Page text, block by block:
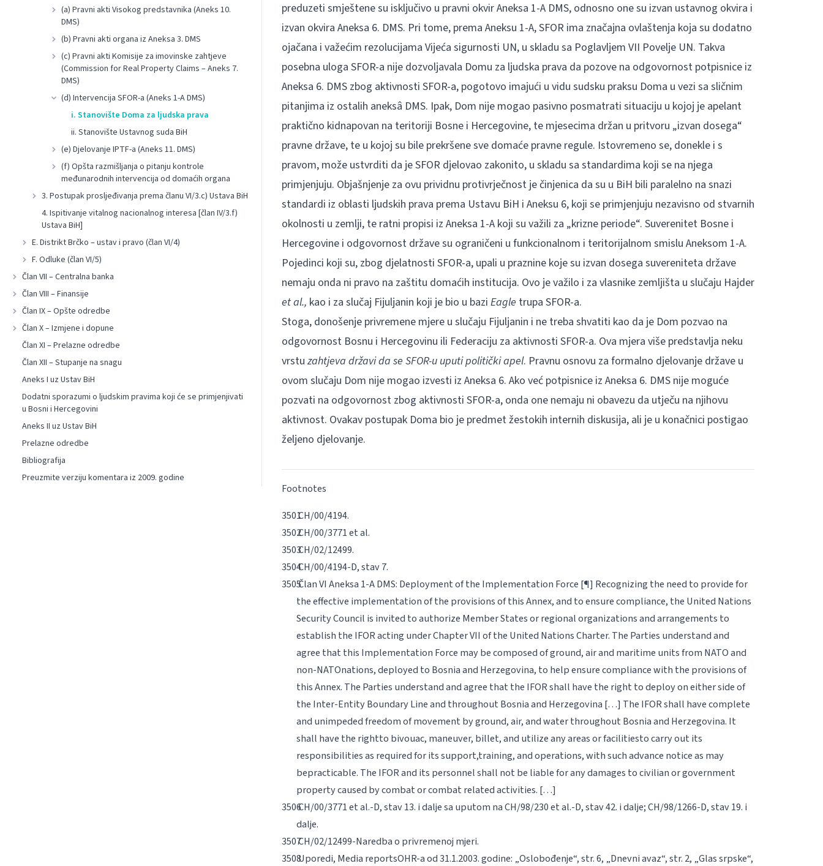
(a) Pravni akti Visokog predstavnika (Aneks 10.
DMS)
(b) Pravni akti organa iz Aneksa 3. DMS
(c) Pravni akti Komisije za imovinske zahtjeve
(Commission for Real Property Claims – Aneks 7.
DMS)
(d) Intervencija SFOR-a (Aneks 1-A DMS)
i. Stanovište Doma za ljudska prava
ii. Stanovište Ustavnog suda BiH
(e) Djelovanje IPTF-a (Aneks 11. DMS)
(f) Opšta razmišljanja o pitanju kontrole
međunarodnih intervencija od domaćih organa
3. Postupak prosljeđivanja prema članu VI/3.c) Ustava BiH
4. Ispitivanje vitalnog nacionalnog interesa [član IV/3.f)
Ustava BiH]
E. Distrikt Brčko – ustav i pravo (član VI/4)
F. Odluke (član VI/5)
Član VII – Centralna banka
Član VIII – Finansije
Član IX – Opšte odredbe
Član X – Izmjene i dopune
Član XI – Prelazne odredbe
Član XII – Stupanje na snagu
Aneks I uz Ustav BiH
Dodatni sporazumi o ljudskim pravima koji će se primjenjivati
u Bosni i Hercegovini
Aneks II uz Ustav BiH
Prelazne odredbe
Bibliografija
Preuzmite verziju komentara iz 2009. godine
preduzeti smještene su isključivo u pravni okvir Aneksa 1-A DMS, odnosno one su izvan ustavnog okvira i
izvan okvira Aneksa 6. DMS. Pri tome, prema Aneksu 1-A, SFOR ima značajna ovlaštenja koja su dodatno
ojačana i važećim rezolucijama Vijeća sigurnosti UN, u skladu sa Poglavljem VII Povelje UN. Takva
posebna uloga SFOR-a nije dozvoljavala Domu za ljudska prava da pozove na odgovornost potpisnice iz
Aneksa 6. DMS zbog aktivnosti SFOR-a, pogotovo imajući u vidu sudsku praksu Doma u vezi sa sličnim
pitanjima iz ostalih aneksâ DMS. Ipak, Dom nije mogao pasivno posmatrati situaciju u kojoj je apelant
praktično kidnapovan na teritoriji Bosne i Hercegovine, te mjesecima držan u pritvoru „izvan dosega“
pravne države, te u kojoj su bile prekršene sve domaće pravne regule. Istovremeno se, donekle i s
pravom, može ustvrditi da je SFOR djelovao zakonito, u skladu sa standardima koji se na njega
primjenjuju. Objašnjenje za ovu prividnu protivrječnost je činjenica da su u BiH bili paralelno na snazi
standardi iz oblasti ljudskih prava prema Ustavu BiH i Aneksu 6, koji se primjenjuju nezavisno od stvarnih
okolnosti u zemlji, te ratni propisi iz Aneksa 1-A koji su važili za „krizne periode“. Suverenitet Bosne i
Hercegovine i odgovornost države su ograničeni u funkcionalnom i teritorijalnom smislu Aneksom 1-A.
Pojedinci koji su, zbog djelatnosti SFOR-a, upali u praznine koje su izvan dosega suvereniteta države
nemaju onda ni pravo na zaštitu domaćih institucija. Ovo je važilo i za vlasnike zemljišta u slučaju Hajder
et al., kao i za slučaj Fijuljanin koji je bio u bazi Eagle trupa SFOR-a.
Stoga, donošenje privremene mjere u slučaju Fijuljanin i ne treba shvatiti kao da je Dom pozvao na
odgovornost Bosnu i Hercegovinu ili Federaciju za aktivnosti SFOR-a. Ova mjera više predstavlja neku
vrstu zahtjeva državi da se SFOR-u uputi politički apel. Pravnu osnovu za formalno djelovanje države u
ovom slučaju Dom nije mogao izvesti iz Aneksa 6. Ako već potpisnice iz Aneksa 6. DMS nije moguće
pozvati na odgovornost zbog aktivnosti SFOR-a, onda one nemaju ni obavezu da utječu na njihovu
aktivnost. Ovakav postupak Doma bio je predmet žestokih internih diskusija, ali je u konačnici postigao
željeno djelovanje.
Footnotes
CH/00/4194.
CH/00/3771et al.
CH/02/12499.
CH/00/4194-D, stav 7.
Član VI Aneksa 1-A DMS: Deployment of the Implementation Force [¶] Recognizing the need to provide for
the effective implementation of the provisionsof this Annex, and to ensure compliance, the United Nations
Security Council is invited to authorize Member States or regionalorganizations and arrangements to
establish the IFOR acting under ChapterVII of the United Nations Charter. The Parties understand and
agree that this Implementation Force may be composed of ground, air and maritime units from NATO and
non-NATOnations, deployed to Bosnia and Herzegovina, to help ensure compliancewith the provisions of
this Annex. The Parties understand andagree that the IFOR shall have the right to deployon either side of
the Inter-Entity Boundary Line and throughout Bosnia and Herzegovina […] The IFOR shall have complete
and unimpeded freedom of movement by ground, air, and waterthroughout Bosnia and Herzegovina. It
shall have the rightto bivouac, maneuver, billet, and utilize any areas or facilitiesto carry out its
responsibilities as required for its support,training, and operations, with such advance notice as may
bepracticable. The IFOR and its personnel shall not be liablefor any damages to civilian or government
property caused bycombat or combat related activities. […]
CH/00/3771et al.-D, stav 13. i dalje sa uputom na CH/98/230et al.-D, stav 42. i dalje; CH/98/1266-D, stav 19. i
dalje.
CH/02/12499-Naredba o privremenoj mjeri.
Uporedi, Media reportsOHR-a od 31.1.2003. godine: „Oslobođenje“, str. 6, „Dnevni avaz“, str. 2, „Glas srpske“,